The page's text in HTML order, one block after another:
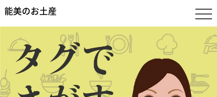
能美のお土産